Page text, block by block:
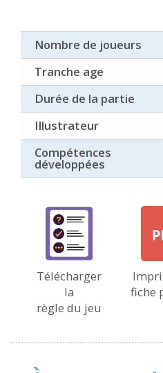
Nombre de joueurs
Tranche age
Durée de la partie
Illustrateur
Compétences
développées
Télécharger
la
règle du jeu
fiche